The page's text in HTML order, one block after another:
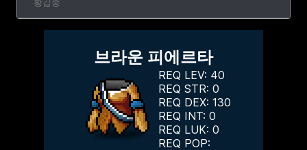
브라운 피에르타
REQ LEV: 40
REQ STR: 0
REQ DEX: 130
REQ INT: 0
REQ LUK: 0
REQ POP: